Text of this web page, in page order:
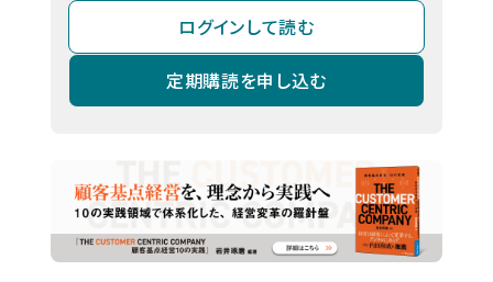
ログインして読む
定期購読を申し込む